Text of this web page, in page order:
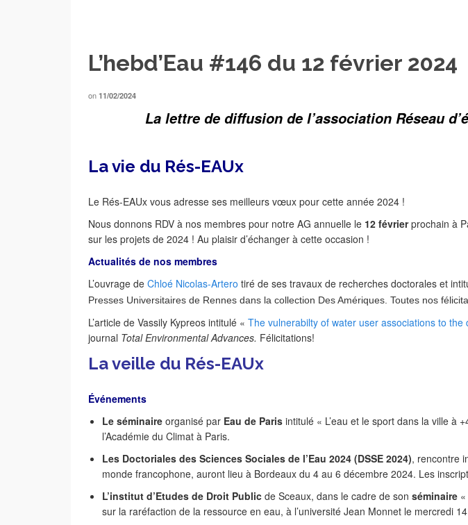
L’hebd’Eau #146 du 12 février 2024
on 11/02/2024
La lettre de diffusion de l’association Réseau
La vie du Rés-EAUx
Le Rés-EAUx vous adresse ses meilleurs vœux pour cette année 2024 !
Nous donnons RDV à nos membres pour notre AG annuelle le 12 févrierprochain à
sur les projets de 2024 ! Au plaisir d’échanger à cette occasion !
Actualités de nos membres
L’ouvrage de Chloé Nicolas-Artero tiré de ses travaux de recherches doctorales et
Presses Universitaires de Rennes dans la collection Des Amériques. Toutes nos
L’article de Vassily Kypreos intitulé « The vulnerabilty of water user associations to
journal Total Environmental Advances. Félicitations!
La veille du Rés-EAUx
Événements
Le séminaire organisé par Eau de Paris intitulé « L’eau et le sport dans la ville à
l’Académie du Climat à Paris.
Les Doctoriales des Sciences Sociales de l’Eau 2024 (DSSE 2024), rencontre
monde francophone, auront lieu à Bordeaux du 4 au 6 décembre 2024. Les
L’institut d’Etudes de Droit Public de Sceaux, dans le cadre de son séminaire
sur la raréfaction de la ressource en eau, à l’université Jean Monnet le mercredi